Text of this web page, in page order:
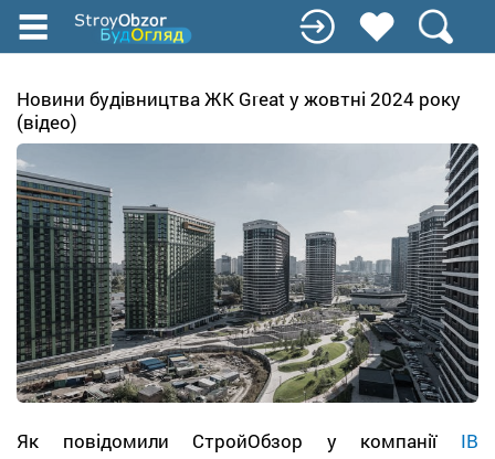
Перейти
до
вмісту
Новини будівництва ЖК Great у жовтні 2024 року
(відео)
Як повідомили СтройОбзор у компанії IB